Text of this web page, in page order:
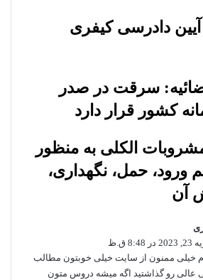
آیین دادرسی کیفری
سرقت در صدر
کشور قرار دارد
الکلی به منظور
ورود، حمل، نگهداری،
آن
ف
ت
:
8:48 ق.ظ
خیلی ممنون از سایت خیلی خوبتون مطالب
عالی رو گذاشتید اگه میشه دروس متون